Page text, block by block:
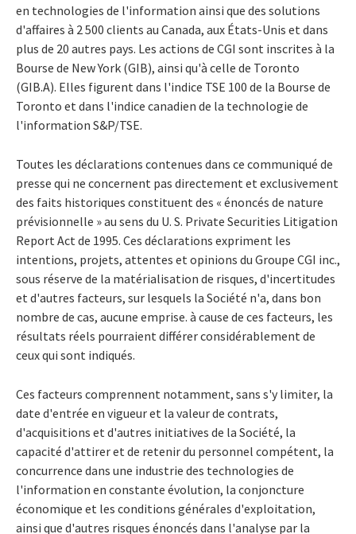
en technologies de l'information ainsi que des solutions
d'affaires à 2 500 clients au Canada, aux États-Unis et dans
plus de 20 autres pays. Les actions de CGI sont inscrites à la
Bourse de New York (GIB), ainsi qu'à celle de Toronto
(GIB.A). Elles figurent dans l'indice TSE 100 de la Bourse de
Toronto et dans l'indice canadien de la technologie de
l'information S&P/TSE.
Toutes les déclarations contenues dans ce communiqué de
presse qui ne concernent pas directement et exclusivement
des faits historiques constituent des « énoncés de nature
prévisionnelle » au sens du U. S. Private Securities Litigation
Report Act de 1995. Ces déclarations expriment les
intentions, projets, attentes et opinions du Groupe CGI inc.,
sous réserve de la matérialisation de risques, d'incertitudes
et d'autres facteurs, sur lesquels la Société n'a, dans bon
nombre de cas, aucune emprise. à cause de ces facteurs, les
résultats réels pourraient différer considérablement de
ceux qui sont indiqués.
Ces facteurs comprennent notamment, sans s'y limiter, la
date d'entrée en vigueur et la valeur de contrats,
d'acquisitions et d'autres initiatives de la Société, la
capacité d'attirer et de retenir du personnel compétent, la
concurrence dans une industrie des technologies de
l'information en constante évolution, la conjoncture
économique et les conditions générales d'exploitation,
ainsi que d'autres risques énoncés dans l'analyse par la